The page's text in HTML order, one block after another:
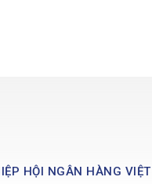
HỘI NGÂN HÀNG VIỆT